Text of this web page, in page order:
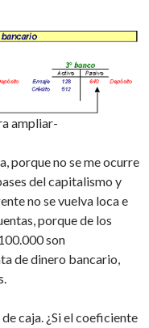
ampliar-
porque no se me ocurre
del capitalismo y
no se vuelva loca e
porque de los
son
de dinero bancario,
caja. ¿Si el coeficiente